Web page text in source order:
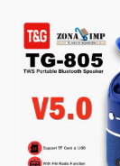
de